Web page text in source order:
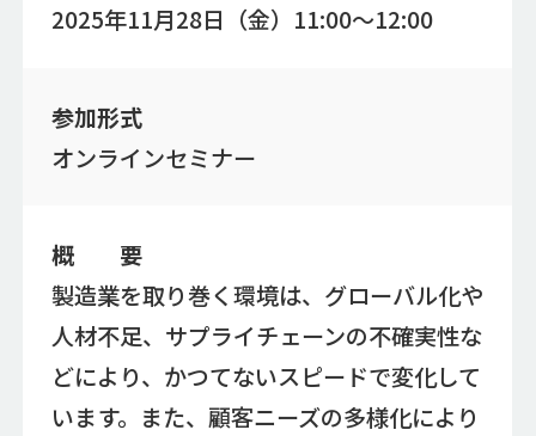
2025年11月28日（金）11:00～12:00
参加形式
オンラインセミナー
概 要
製造業を取り巻く環境は、グローバル化や
人材不足、サプライチェーンの不確実性な
どにより、かつてないスピードで変化して
います。また、顧客ニーズの多様化により